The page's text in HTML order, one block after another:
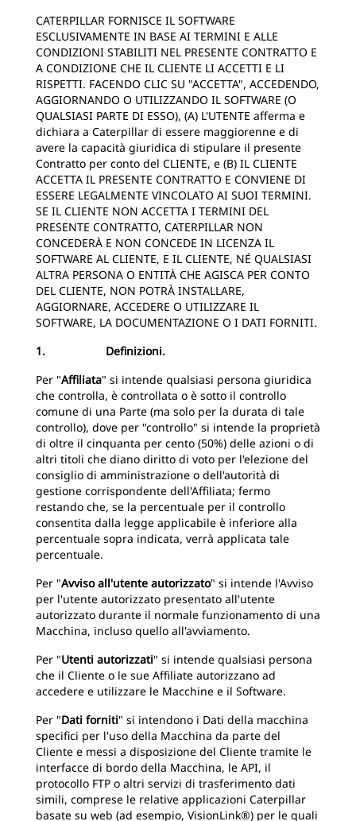
CATERPILLAR FORNISCE IL SOFTWARE
ESCLUSIVAMENTE IN BASE AI TERMINI E ALLE
CONDIZIONI STABILITI NEL PRESENTE CONTRATTO E
A CONDIZIONE CHE IL CLIENTE LI ACCETTI E LI
RISPETTI. FACENDO CLIC SU "ACCETTA", ACCEDENDO,
AGGIORNANDO O UTILIZZANDO IL SOFTWARE (O
QUALSIASI PARTE DI ESSO), (A) L'UTENTE afferma e
dichiara a Caterpillar di essere maggiorenne e di
avere la capacità giuridica di stipulare il presente
Contratto per conto del CLIENTE, e (B) IL CLIENTE
ACCETTA IL PRESENTE CONTRATTO E CONVIENE DI
ESSERE LEGALMENTE VINCOLATO AI SUOI TERMINI.
SE IL CLIENTE NON ACCETTA I TERMINI DEL
PRESENTE CONTRATTO, CATERPILLAR NON
CONCEDERÀ E NON CONCEDE IN LICENZA IL
SOFTWARE AL CLIENTE, E IL CLIENTE, NÉ QUALSIASI
ALTRA PERSONA O ENTITÀ CHE AGISCA PER CONTO
DEL CLIENTE, NON POTRÀ INSTALLARE,
AGGIORNARE, ACCEDERE O UTILIZZARE IL
SOFTWARE, LA DOCUMENTAZIONE O I DATI FORNITI.
1. Definizioni.
Per "Affiliata" si intende qualsiasi persona giuridica
che controlla, è controllata o è sotto il controllo
comune di una Parte (ma solo per la durata di tale
controllo), dove per "controllo" si intende la proprietà
di oltre il cinquanta per cento (50%) delle azioni o di
altri titoli che diano diritto di voto per l'elezione del
consiglio di amministrazione o dell'autorità di
gestione corrispondente dell'Affiliata; fermo
restando che, se la percentuale per il controllo
consentita dalla legge applicabile è inferiore alla
percentuale sopra indicata, verrà applicata tale
percentuale.
Per "Avviso all'utente autorizzato" si intende l'Avviso
per l'utente autorizzato presentato all'utente
autorizzato durante il normale funzionamento di una
Macchina, incluso quello all'avviamento.
Per "Utenti autorizzati" si intende qualsiasi persona
che il Cliente o le sue Affiliate autorizzano ad
accedere e utilizzare le Macchine e il Software.
Per "Dati forniti" si intendono i Dati della macchina
specifici per l'uso della Macchina da parte del
Cliente e messi a disposizione del Cliente tramite le
interfacce di bordo della Macchina, le API, il
protocollo FTP o altri servizi di trasferimento dati
simili, comprese le relative applicazioni Caterpillar
basate su web (ad esempio, VisionLink®) per le quali